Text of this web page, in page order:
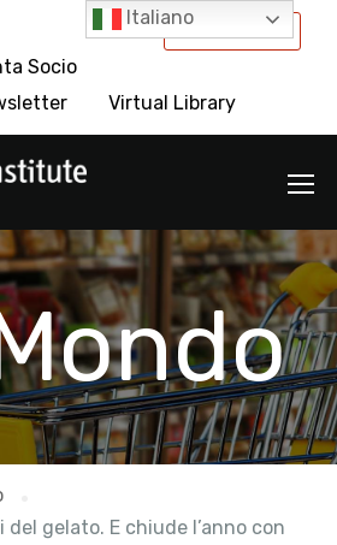
International
Socio
Virtual Library
del gelato. E chiude l’anno con
Italiano